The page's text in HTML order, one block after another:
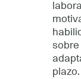
sobre